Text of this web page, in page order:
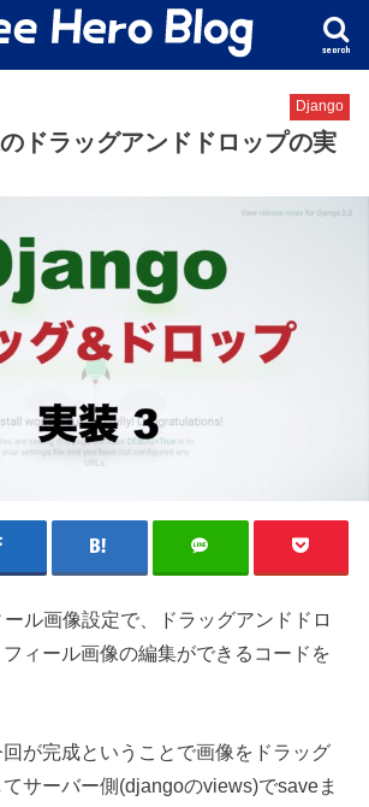
search
Django
ドラッグアンドドロップの実
ル画像設定で、ドラッグアンドドロ
ィール画像の編集ができるコードを
が完成ということで画像をドラッグ
サーバー側(djangoのviews)でsaveま